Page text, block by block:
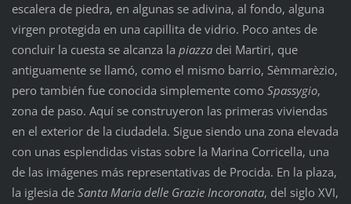
escalera de piedra, en algunas se adivina, al fondo, alguna
virgen protegida en una capillita de vidrio. Poco antes de
concluir la cuesta se alcanza la piazzadei Martiri, que
antiguamente se llamó, como el mismo barrio, Sèmmarèzio,
pero también fue conocida simplemente como Spassygio,
zona de paso. Aquí se construyeron las primeras viviendas
en el exterior de la ciudadela. Sigue siendo una zona elevada
con unas esplendidas vistas sobre la Marina Corricella, una
de las imágenes más representativas de Procida. En la plaza,
la iglesia de Santa Maria delle Grazie Incoronata, del siglo XVI,